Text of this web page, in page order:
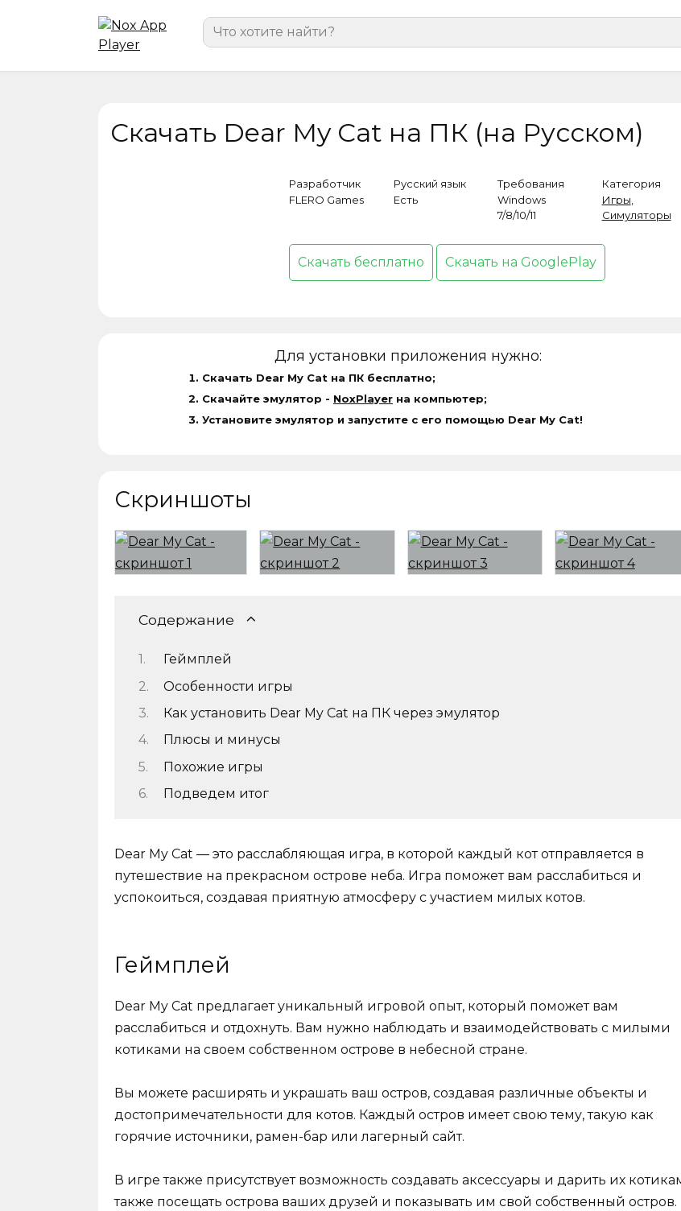
Search
for:
Скачать Dear My Cat на ПК (на Русском)
Разработчик
FLERO Games
Русский язык
Есть
Требования
Windows
7/8/10/11
Категория
Игры
Симуляторы
Скачать бесплатно Скачать на GooglePlay
Для установки приложения нужно:
Скачать Dear My Cat на ПК бесплатно;
Скачайте эмулятор - NoxPlayer на компьютер;
Установите эмулятор и запустите с его помощью Dear My Cat!
Скриншоты
Содержание
Геймплей
Особенности игры
Как установить Dear My Cat на ПК через эмулятор
Плюсы и минусы
Похожие игры
Подведем итог
Dear My Cat — это расслабляющая игра, в которой каждый кот отправляется в
путешествие на прекрасном острове неба. Игра поможет вам расслабиться и
успокоиться, создавая приятную атмосферу с участием милых котов.
Геймплей
Dear My Cat предлагает уникальный игровой опыт, который поможет вам
расслабиться и отдохнуть. Вам нужно наблюдать и взаимодействовать с милыми
котиками на своем собственном острове в небесной стране.
Вы можете расширять и украшать ваш остров, создавая различные объекты и
достопримечательности для котов. Каждый остров имеет свою тему, такую как
горячие источники, рамен-бар или лагерный сайт.
В игре также присутствует возможность создавать аксессуары и дарить их
также посещать острова ваших друзей и показывать им свой собственный остров.